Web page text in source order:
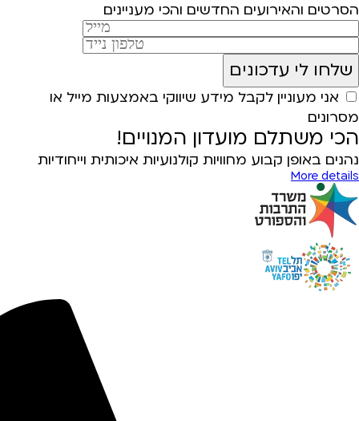
הסרטים והאירועים החדשים והכי מעניינים
אני מעוניין לקבל מידע שיווקי באמצעות מייל או
מסרונים
הכי משתלם מועדון המנויים!
נהנים באופן קבוע מחוויות קולנועיות איכותית וייחודיות
More details